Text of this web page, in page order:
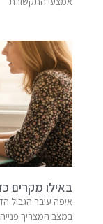
באילו מקרים
איפה עובר הגבול
במצב המצריך